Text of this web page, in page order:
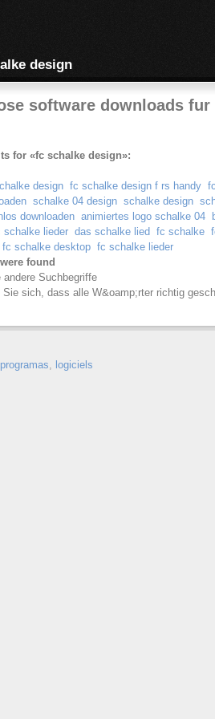
design
software downloads
for «fc schalke design»:
design fc schalke design f rs handy
schalke 04 design schalke design
downloaden animiertes logo schalke 04
schalke lieder das schalke lied fc schalke
fc schalke desktop fc schalke lieder
found
andere Suchbegriffe
Sie sich, dass alle W&oamp;rter richtig
programas, logiciels